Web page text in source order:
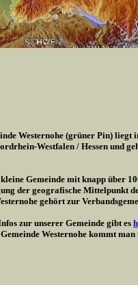
Westernohe (grüner Pin) liegt
Westfalen / Hessen und
kleine Gemeinde mit knapp über
der geografische Mittelpunkt
gehört zur
zur unserer Gemeinde gibt es
Westernohe kommt